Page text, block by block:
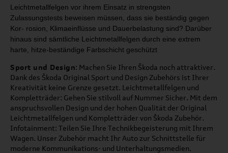
Leichtmetallfelgen vor ihrem Einsatz in strengsten
Zulassungstests beweisen müssen, dass sie beständig gegen
Kor- rosion, Klimaeinflüsse und Dauer­belastung sind? Darüber
hinaus sind sämtliche Leichtmetallfelgen durch eine extrem
harte, hitze-beständige Farbschicht geschützt
Sport und Design: Machen Sie Ihren Škoda noch attraktiver.
Dank des Škoda Original Sport und Design Zubehörs ist Ihrer
Kreativität keine Grenze gesetzt. Leichtmetallfelgen und
Kompletträder: Gehen Sie stilvoll auf Nummer Sicher. Mit dem
anspruchsvollen Design und der hohen Qualität der Original
Leichtmetallfelgen und Kompletträder von Škoda Zubehör.
Infotainment: Teilen Sie Ihre Technikbegeisterung mit Ihrem
Wagen. Unser Zubehör macht Ihr Auto zur Schnittstelle für
moderne Kommunikations- und Unterhaltungsmedien.